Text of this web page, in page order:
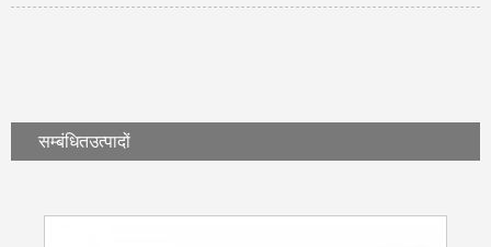
सम्बंधितउत्पादों